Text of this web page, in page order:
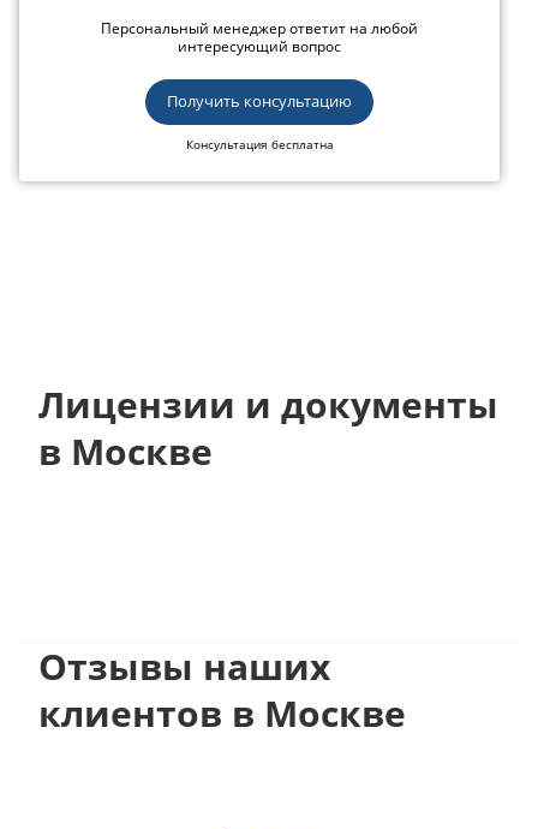
Персональный менеджер ответит на любой
интересующий вопрос
Получить консультацию
Консультация бесплатна
Лицензии и документы
в Москве
Отзывы наших
клиентов в Москве